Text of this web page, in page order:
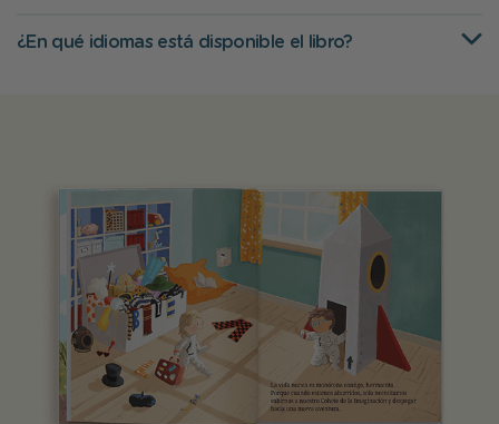
¿En qué idiomas está disponible el libro?